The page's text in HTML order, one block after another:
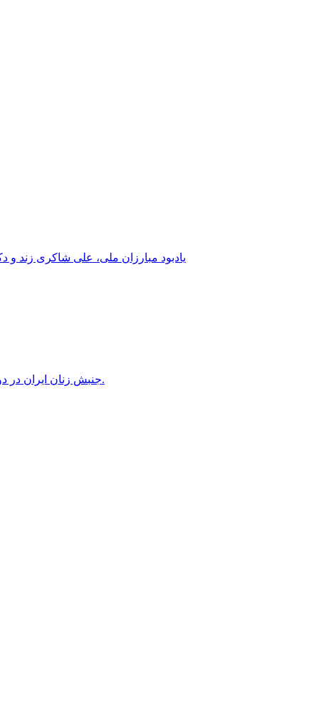
یادبود مبارزان ملی، علی شاکری زند و
جنبش زنان ایران در دوران محمدرضاشاه، بخش سوم – سازمان زنان در کنترل مردان! پس از کودتای ۱۳۳۲ دولت کنترل سازمان زنان را بدست گرفت.